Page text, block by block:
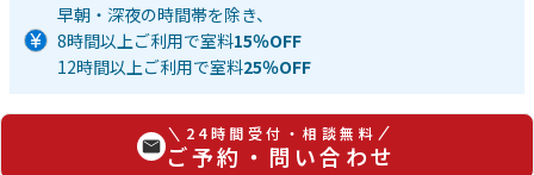
早朝・深夜の時間帯を除き、
8時間以上ご利用で室料15％OFF
12時間以上ご利用で室料25％OFF
24時間受付・相談無料
ご予約・問い合わせ